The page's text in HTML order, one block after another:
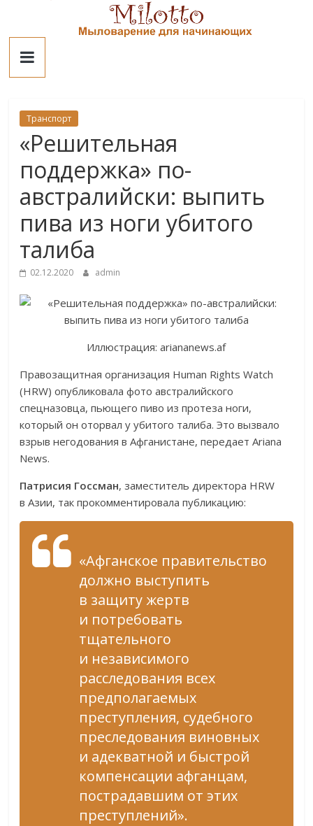
contentМилотто
Транспорт
«Решительная
поддержка» по-
австралийски: выпить
пива из ноги убитого
талиба
02.12.2020 admin
Иллюстрация: ariananews.af
Правозащитная организация Human Rights Watch
(HRW) опубликовала фото австралийского
спецназовца, пьющего пиво из протеза ноги,
который он оторвал у убитого талиба. Это вызвало
взрыв негодования в Афганистане, передает Ariana
News.
Патрисия Госсман, заместитель директора HRW
в Азии, так прокомментировала публикацию:
«Афганское правительство
должно выступить
в защиту жертв
и потребовать
тщательного
и независимого
расследования всех
предполагаемых
преступления, судебного
преследования виновных
и адекватной и быстрой
компенсации афганцам,
пострадавшим от этих
преступлений».